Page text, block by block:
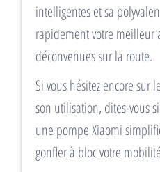
intelligentes et sa
rapidement votre meilleur
déconvenues sur la route.
Si vous hésitez encore sur
son utilisation, dites-vous
une pompe Xiaomi
gonfler à bloc votre